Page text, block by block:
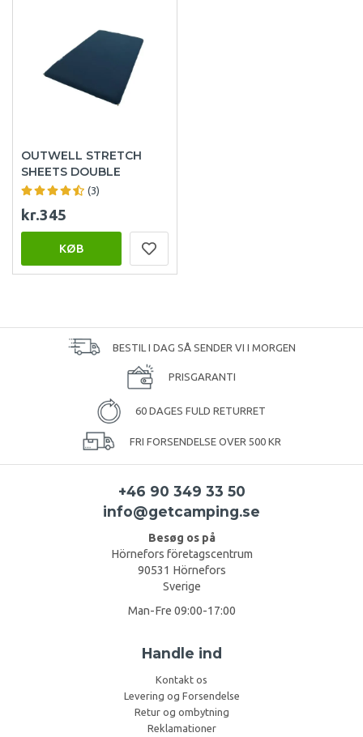
OUTWELL STRETCH
SHEETS DOUBLE
(3)
kr.345
KØB
BESTIL I DAG SÅ SENDER VI I MORGEN
PRISGARANTI
60 DAGES FULD RETURRET
FRI FORSENDELSE OVER 500 KR
+46 90 349 33 50
info@getcamping.se
Besøg os på
Hörnefors företagscentrum
90531 Hörnefors
Sverige
Man-Fre 09:00-17:00
Handle ind
Kontakt os
Levering og Forsendelse
Retur og ombytning
Reklamationer